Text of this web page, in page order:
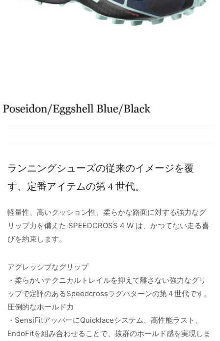
ランニングシューズの従来のイメージを覆
す、定番アイテムの第 4 世代。
軽量性、高いクッション性、柔らかな路面に対する強力なグ
リップ力を備えた SPEEDCROSS 4 W は、かつてない走る喜
びを約束します。
アグレッシブなグリップ
・柔らかいテクニカルトレイルを抑えて離さない強力なグリ
ップで定評のあるSpeedcrossラグパターンの第４世代です。
圧倒的なホールド力
・SensiFitアッパーにQuicklaceシステム、高性能ラスト、
EndoFitを組み合わせることで、抜群のホールド感を実現しま